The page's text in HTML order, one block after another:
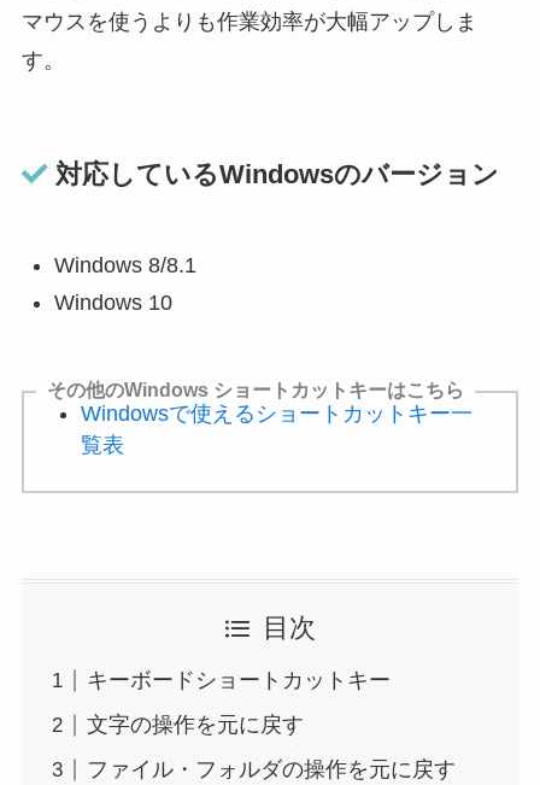
マウスを使うよりも作業効率が大幅アップしま
す。
対応しているWindowsのバージョン
Windows 8/8.1
Windows 10
その他のWindows ショートカットキーはこちら
Windowsで使えるショートカットキー一
覧表
目次
キーボードショートカットキー
文字の操作を元に戻す
ファイル・フォルダの操作を元に戻す